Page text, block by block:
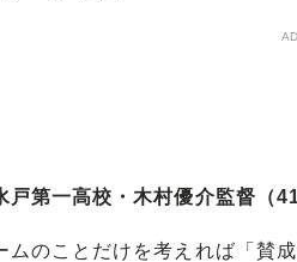
戸第一高校・木村優介監督（41
のことだけを考えれば「賛